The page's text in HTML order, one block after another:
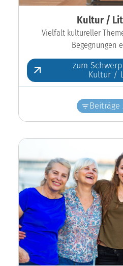
Kultur /
Vielfalt kultureller
Begegnungen
zum
Kultur /
Beiträge